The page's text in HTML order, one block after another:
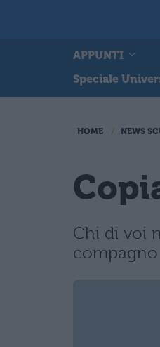
APPUNTI
Speciale
HOME NEWS
Chi di voi
compagno